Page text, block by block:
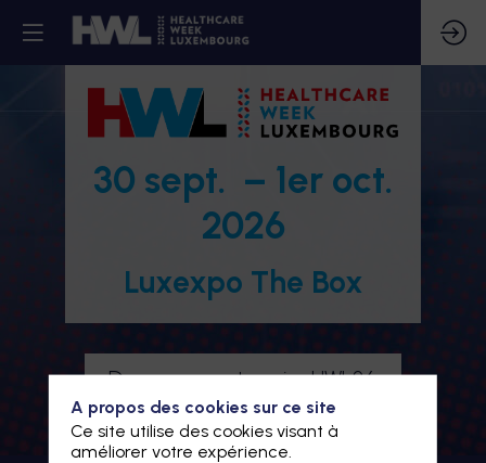
30 sept. – 1er oct.
2026
Luxexpo The Box
Devenez partenaire HWL26
Je m'inscris à HWL26
A propos des cookies sur ce site
Ce site utilise des cookies visant à
améliorer votre expérience.